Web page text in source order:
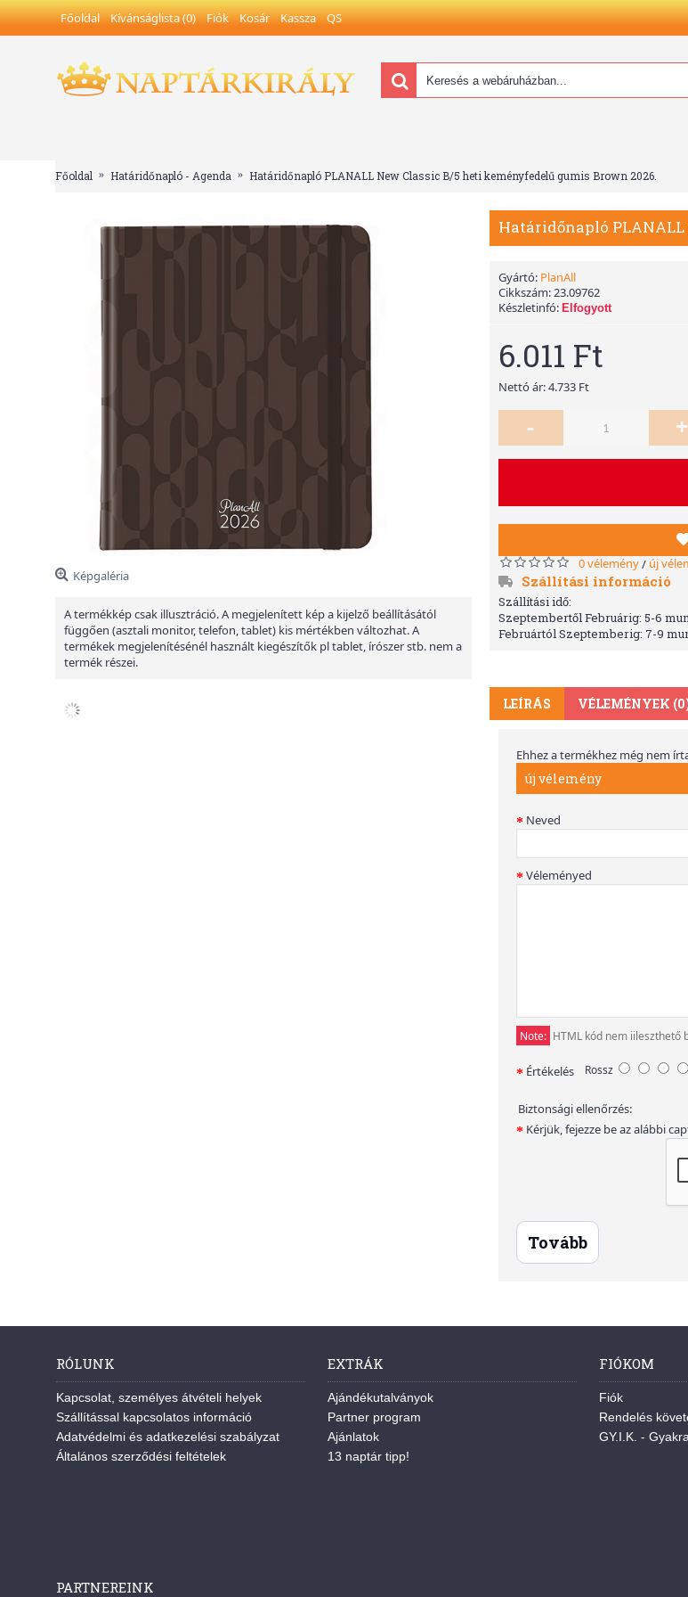
Főoldal Kívánságlista (0) Fiók Kosár Kassza QS
Főoldal Határidőnapló - Agenda Határidőnapló PLANALL New Classic B/5 heti keményfedelű gumis Brown 2026.
Képgaléria
A termékkép csak illusztráció. A megjelenített kép a kijelző beállításától
függően (asztali monitor, telefon, tablet) kis mértékben változhat. A
termékek megjelenítésénél használt kiegészítők pl tablet, írószer stb. nem a
termék részei.
Határidőnapló
Gyártó: PlanAll
Cikkszám:23.09762
Készletinfó: Elfogyott
6.011 Ft
Nettó ár: 4.733 Ft
- +
0 vélemény/ új
Szállítási információ
Szállítási idő:
Szeptembertől Februárig: 5-6
Februártól Szeptemberig: 7-9
LEÍRÁS VÉLEMÉNYEK
Ehhez a termékhez még nem
új vélemény
Neved
Véleményed
Note: HTML kód nem iileszthető
Értékelés Rossz
Biztonsági ellenőrzés:
Kérjük, fejezze be az alábbi
Tovább
RÓLUNK
Kapcsolat, személyes átvételi helyek
Szállítással kapcsolatos információ
Adatvédelmi és adatkezelési szabályzat
Általános szerződési feltételek
EXTRÁK
Ajándékutalványok
Partner program
Ajánlatok
13 naptár tipp!
FIÓKOM
Fiók
Rendelés
GY.I.K. -
PARTNEREINK